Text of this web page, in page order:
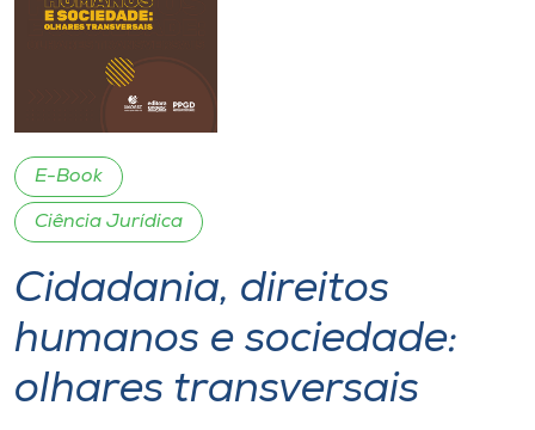
Internacionalização
Diplomados
Cultura
CPA
Biblioteca
E-Book
Ciência Jurídica
Cidadania, direitos
humanos e sociedade:
olhares transversais